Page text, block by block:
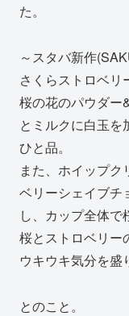
た。
～スタバ新作
さくらストロベリ
桜の花のパウダー
とミルクに白玉を
ひと品。
また、ホイップク
ベリーシェイブチ
し、カップ全体で
桜とストロベリー
ウキウキ気分を盛
とのこと。